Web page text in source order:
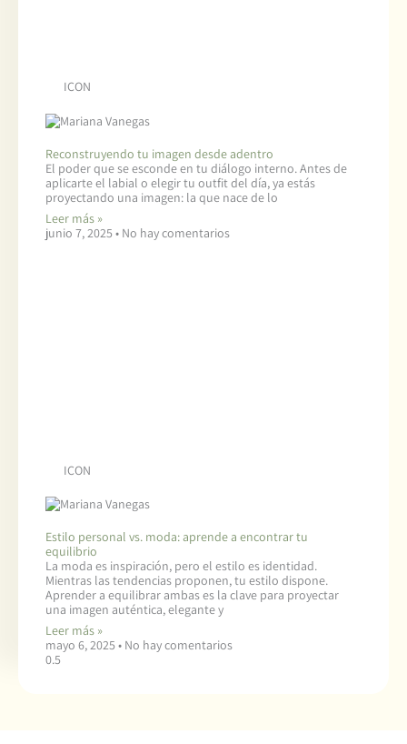
ICON
Reconstruyendo tu imagen desde adentro
El poder que se esconde en tu diálogo interno. Antes de
aplicarte el labial o elegir tu outfit del día, ya estás
proyectando una imagen: la que nace de lo
Leer más »
junio 7, 2025
No hay comentarios
ICON
Estilo personal vs. moda: aprende a encontrar tu
equilibrio
La moda es inspiración, pero el estilo es identidad.
Mientras las tendencias proponen, tu estilo dispone.
Aprender a equilibrar ambas es la clave para proyectar
una imagen auténtica, elegante y
Leer más »
mayo 6, 2025
No hay comentarios